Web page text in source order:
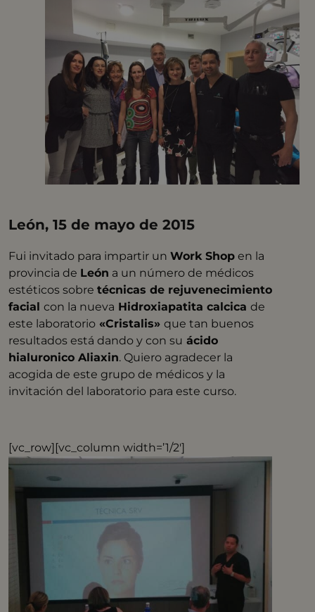
León,15 de mayo de 2015
Fui invitado para impartir unWork Shop en la
provincia de León a un número de médicos
estéticos sobretécnicas de rejuvenecimiento
facialcon la nueva Hidroxiapatita calcicade
este laboratorio «Cristalis»que tan buenos
resultados está dando y con su ácido
hialuronico Aliaxin. Quiero agradecer la
acogida de este grupo de médicos y la
invitación del laboratorio para este curso.
[vc_row][vc_column width=’1/2′]